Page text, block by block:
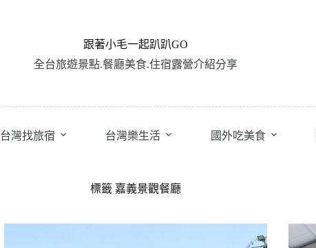
跟著小毛一起趴趴GO
全台旅遊景點.餐廳美食.住宿露營介紹分享
台灣找旅宿 台灣樂生活 國外吃美食
標籤嘉義景觀餐廳